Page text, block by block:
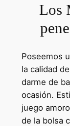
Los
Poseemos
la calidad
darme de
ocasión.
juego
de la bolsa